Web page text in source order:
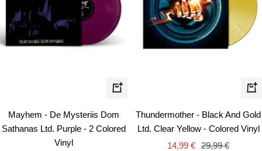
In
Warenkorb
Mayhem - De Mysteriis Dom
Sathanas Ltd. Purple - 2 Colored
Vinyl
In
Thundermother - Black And Gold
Ltd. Clear Yellow - Colored Vinyl
Angebotspreis
14,99 € Regulärer
29,99 €